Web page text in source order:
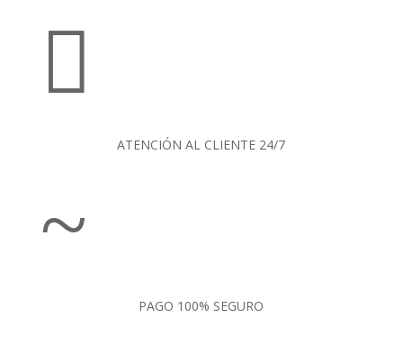

ATENCIÓN AL CLIENTE 24/7
~
PAGO 100% SEGURO